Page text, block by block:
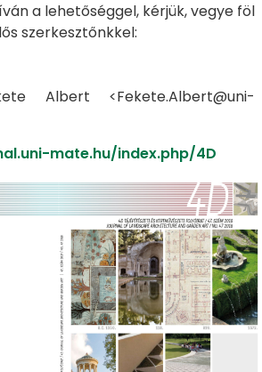
a lehetőséggel, kérjük, vegye föl
szerkesztőnkkel:
Albert <Fekete.Albert@uni-
mate.hu/index.php/4D